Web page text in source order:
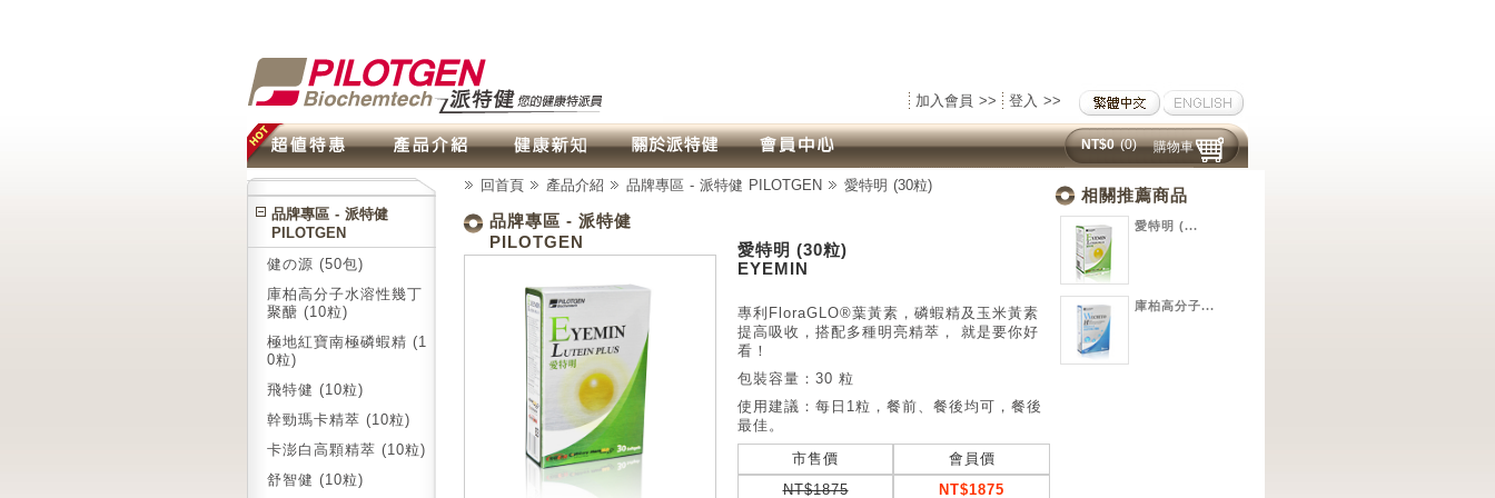
加入會員 >> 登入 >>
NT$0 (0) 購物車
品牌專區 - 派特健
PILOTGEN
健の源 (50包)
庫柏高分子水溶性幾丁
聚醣 (10粒)
極地紅寶南極磷蝦精 (1
0粒)
飛特健 (10粒)
幹勁瑪卡精萃 (10粒)
卡澎白高顆精萃 (10粒)
舒智健 (10粒)
回首頁 產品介紹 品牌專區 - 派特健 PILOTGEN 愛特明 (30粒)
相關推薦商品
愛特明 (...
庫柏高分子...
品牌專區 - 派特健
PILOTGEN
愛特明 (30粒)
EYEMIN
專利FloraGLO®葉黃素，磷蝦精及玉米黃素
提高吸收，搭配多種明亮精萃， 就是要你好
看！
包裝容量：30 粒
使用建議：每日1粒，餐前、餐後均可，餐後
最佳。
市售價
會員價
NT$1875
NT$1875